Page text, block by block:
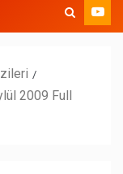
2009 Full